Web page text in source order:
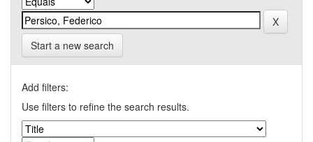
Start a new search
Add filters:
Use filters to refine the search results.